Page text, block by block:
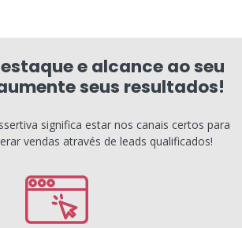
e alcance ao seu
seus resultados!
significa estar nos canais certos para
vendas através de leads qualificados!